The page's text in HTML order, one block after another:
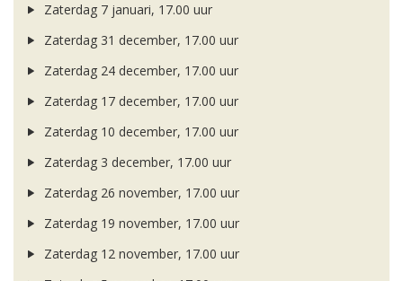
Zaterdag 7 januari, 17.00 uur
Zaterdag 31 december, 17.00 uur
Zaterdag 24 december, 17.00 uur
Zaterdag 17 december, 17.00 uur
Zaterdag 10 december, 17.00 uur
Zaterdag 3 december, 17.00 uur
Zaterdag 26 november, 17.00 uur
Zaterdag 19 november, 17.00 uur
Zaterdag 12 november, 17.00 uur